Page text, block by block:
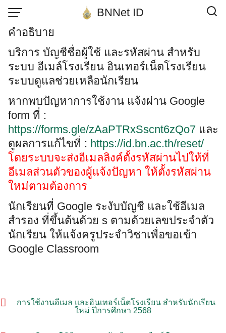
content
BNNet ID
คำอธิบาย
บริการ บัญชีชื่อผู้ใช้ และรหัสผ่าน สำหรับ
ระบบ อีเมล์โรงเรียน อินเทอร์เน็ตโรงเรียน
ระบบดูแลช่วยเหลือนักเรียน
หากพบปัญหาการใช้งาน แจ้งผ่าน Google
form ที่ :
https://forms.gle/zAaPTRxSscnt6zQo7 และ
ดูผลการแก้ไขที่ : https://id.bn.ac.th/reset/
โดยระบบจะส่งอีเมลลิงค์ตั้งรหัสผ่านไปให้ที่
อีเมลส่วนตัวของผู้แจ้งปัญหา ให้ตั้งรหัสผ่าน
ใหม่ตามต้องการ
นักเรียนที่ Google ระงับบัญชี และใช้อีเมล
สำรอง ที่ขึ้นต้นด้วย s ตามด้วยเลขประจำตัว
นักเรียน ให้แจ้งครูประจำวิชาเพื่อขอเข้า
Google Classroom
การใช้งานอีเมล และอินเทอร์เน็ตโรงเรียน สำหรับนักเรียน
ใหม่ ปีการศึกษา 2568